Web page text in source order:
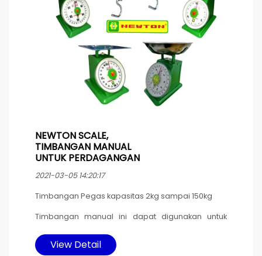
NEWTON SCALE,
TIMBANGAN MANUAL
UNTUK PERDAGANGAN
2021-03-05 14:20:17
Timbangan Pegas kapasitas 2kg sampai 150kg
Timbangan manual ini dapat digunakan untuk
menggunakan material plat besi kualitas tinggi
dan tebal, Serta lensa plastik yg tidak mudah
View Detail